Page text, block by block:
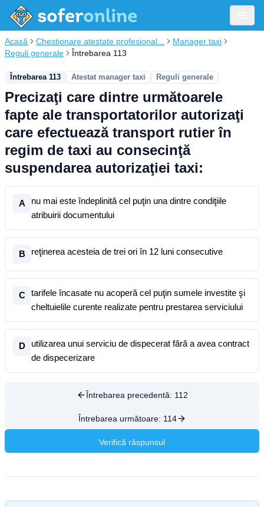
Acasă Chestionare atestate profesional...
Manager taxi
Reguli generale
Întrebarea 113
Întrebarea 113 Atestat manager taxi Reguli generale
Precizaţi care dintre următoarele
fapte ale transportatorilor autorizaţi
care efectuează transport rutier în
regim de taxi au consecinţă
suspendarea autorizaţiei taxi:
A
nu mai este îndeplinită cel puţin una dintre condiţiile
atribuirii documentului
B reţinerea acesteia de trei ori în 12 luni consecutive
C
tarifele încasate nu acoperă cel puţin sumele investite şi
cheltuielile curente realizate pentru prestarea serviciului
D
utilizarea unui serviciu de dispecerat fără a avea contract
de dispecerizare
Întrebarea precedentă: 112
Întrebarea următoare: 114
Verifică răspunsul